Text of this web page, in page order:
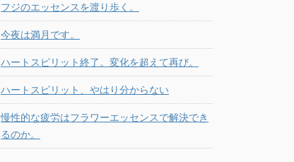
フジのエッセンスを渡り歩く。
今夜は満月です。
ハートスピリット終了。変化を超えて再び。
ハートスピリット、やはり分からない
慢性的な疲労はフラワーエッセンスで解決でき
るのか。